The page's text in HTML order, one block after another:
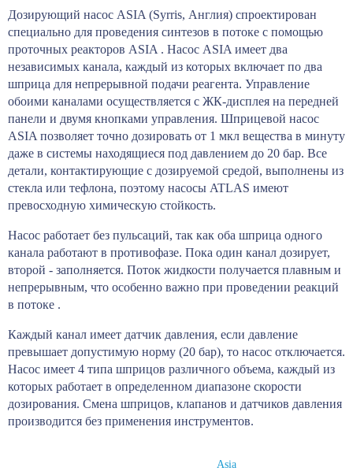
Дозирующий насос ASIA (Syrris, Англия) спроектирован
специально для проведения синтезов в потоке с помощью
проточных реакторов ASIA . Насос ASIA имеет два
независимых канала, каждый из которых включает по два
шприца для непрерывной подачи реагента. Управление
обоими каналами осуществляется с ЖК-дисплея на передней
панели и двумя кнопками управления. Шприцевой насос
ASIA позволяет точно дозировать от 1 мкл вещества в минуту
даже в системы находящиеся под давлением до 20 бар. Все
детали, контактирующие с дозируемой средой, выполнены из
стекла или тефлона, поэтому насосы ATLAS имеют
превосходную химическую стойкость.
Насос работает без пульсаций, так как оба шприца одного
канала работают в противофазе. Пока один канал дозирует,
второй - заполняется. Поток жидкости получается плавным и
непрерывным, что особенно важно при проведении реакций
в потоке .
Каждый канал имеет датчик давления, если давление
превышает допустимую норму (20 бар), то насос отключается.
Насос имеет 4 типа шприцов различного объема, каждый из
которых работает в определенном диапазоне скорости
дозирования. Смена шприцов, клапанов и датчиков давления
производится без применения инструментов.
Asia